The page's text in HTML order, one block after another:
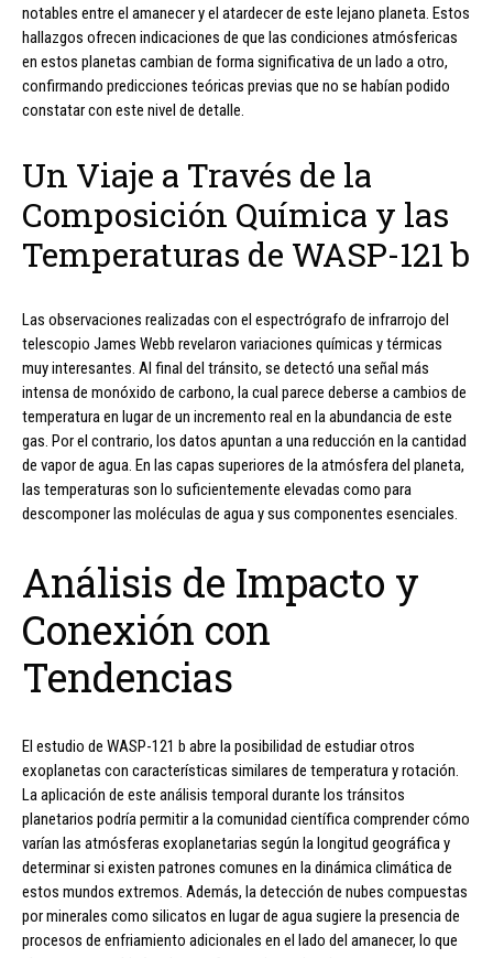
notables entre el amanecer y el atardecer de este lejano planeta. Estos
hallazgos ofrecen indicaciones de que las condiciones atmósfericas
en estos planetas cambian de forma significativa de un lado a otro,
confirmando predicciones teóricas previas que no se habían podido
constatar con este nivel de detalle.
Un Viaje a Través de la
Composición Química y las
Temperaturas de WASP-121 b
Las observaciones realizadas con el espectrógrafo de infrarrojo del
telescopio James Webb revelaron variaciones químicas y térmicas
muy interesantes. Al final del tránsito, se detectó una señal más
intensa de monóxido de carbono, la cual parece deberse a cambios de
temperatura en lugar de un incremento real en la abundancia de este
gas. Por el contrario, los datos apuntan a una reducción en la cantidad
de vapor de agua. En las capas superiores de la atmósfera del planeta,
las temperaturas son lo suficientemente elevadas como para
descomponer las moléculas de agua y sus componentes esenciales.
Análisis de Impacto y
Conexión con
Tendencias
El estudio de WASP-121 b abre la posibilidad de estudiar otros
exoplanetas con características similares de temperatura y rotación.
La aplicación de este análisis temporal durante los tránsitos
planetarios podría permitir a la comunidad científica comprender cómo
varían las atmósferas exoplanetarias según la longitud geográfica y
determinar si existen patrones comunes en la dinámica climática de
estos mundos extremos. Además, la detección de nubes compuestas
por minerales como silicatos en lugar de agua sugiere la presencia de
procesos de enfriamiento adicionales en el lado del amanecer, lo que